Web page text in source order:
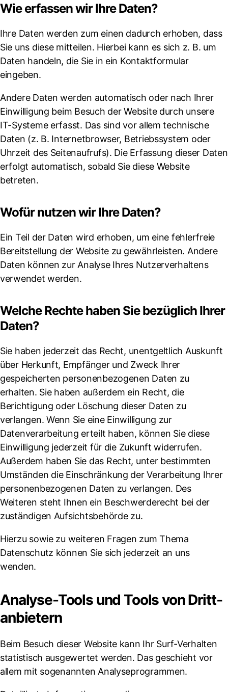
Wie erfassen wir Ihre Daten?
Ihre Daten werden zum einen dadurch erhoben, dass
Sie uns diese mitteilen. Hierbei kann es sich z. B. um
Daten handeln, die Sie in ein Kontaktformular
eingeben.
Andere Daten werden automatisch oder nach Ihrer
Einwilligung beim Besuch der Website durch unsere
IT-Systeme erfasst. Das sind vor allem technische
Daten (z. B. Internetbrowser, Betriebssystem oder
Uhrzeit des Seitenaufrufs). Die Erfassung dieser Daten
erfolgt automatisch, sobald Sie diese Website
betreten.
Wofür nutzen wir Ihre Daten?
Ein Teil der Daten wird erhoben, um eine fehlerfreie
Bereitstellung der Website zu gewährleisten. Andere
Daten können zur Analyse Ihres Nutzerverhaltens
verwendet werden.
Welche Rechte haben Sie bezüglich Ihrer
Daten?
Sie haben jederzeit das Recht, unentgeltlich Auskunft
über Herkunft, Empfänger und Zweck Ihrer
gespeicherten personenbezogenen Daten zu
erhalten. Sie haben außerdem ein Recht, die
Berichtigung oder Löschung dieser Daten zu
verlangen. Wenn Sie eine Einwilligung zur
Datenverarbeitung erteilt haben, können Sie diese
Einwilligung jederzeit für die Zukunft widerrufen.
Außerdem haben Sie das Recht, unter bestimmten
Umständen die Einschränkung der Verarbeitung Ihrer
personenbezogenen Daten zu verlangen. Des
Weiteren steht Ihnen ein Beschwerderecht bei der
zuständigen Aufsichtsbehörde zu.
Hierzu sowie zu weiteren Fragen zum Thema
Datenschutz können Sie sich jederzeit an uns
wenden.
Analyse-Tools und Tools von Dritt­
anbietern
Beim Besuch dieser Website kann Ihr Surf-Verhalten
statistisch ausgewertet werden. Das geschieht vor
allem mit sogenannten Analyseprogrammen.